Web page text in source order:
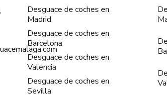
Desguace de coches en
Madrid
Desguace de coches en
Barcelona
Desguace de coches en
Valencia
Desguace de coches en
Sevilla